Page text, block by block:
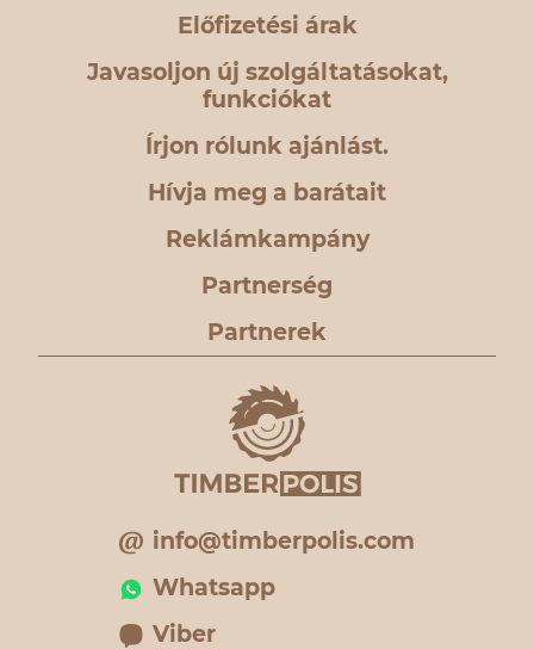
Előfizetési árak
Javasoljon új szolgáltatásokat,
funkciókat
Írjon rólunk ajánlást.
Hívja meg a barátait
Reklámkampány
Partnerség
Partnerek
info@timberpolis.com
Whatsapp
Viber